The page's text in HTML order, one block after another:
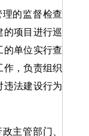
的监督检查
的项目进行巡
的单位实行查
作，负责组织
违法建设行为
主管部门、